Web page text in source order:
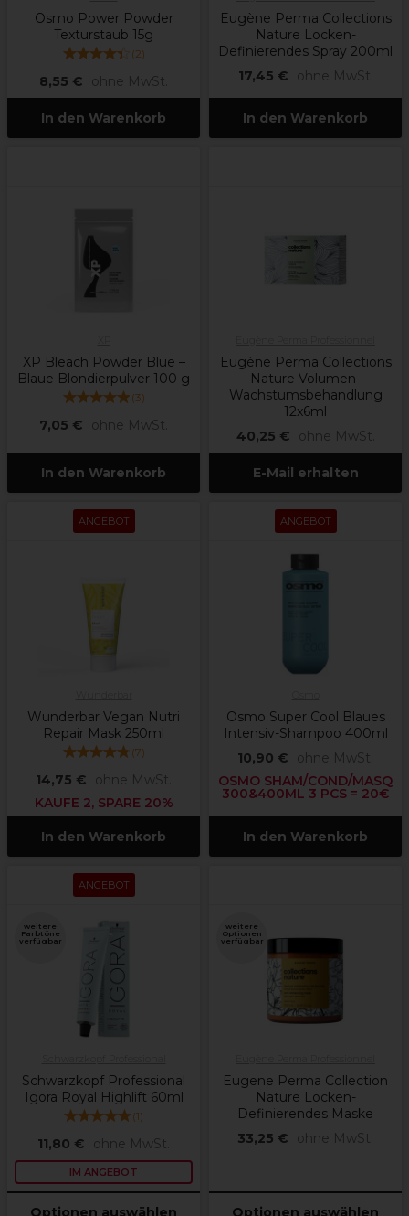
Osmo Power Powder
Texturstaub 15g
(2)
8,55 € ohne MwSt.
In den Warenkorb
Eugène Perma Collections
Nature Locken-
Definierendes Spray 200ml
17,45 €
ohne MwSt.
In den Warenkorb
XP Bleach Powder Blue –
Blaue Blondierpulver 100 g
(3)
7,05 € ohne MwSt.
In den Warenkorb
Eugène Perma Collections
Nature Volumen-
Wachstumsbehandlung
12x6ml
40,25 €
ohne MwSt.
E-Mail erhalten
ANGEBOT
Wunderbar Vegan Nutri
Repair Mask 250ml
(7)
14,75 €
ohne MwSt.
KAUFE 2, SPARE 20%
In den Warenkorb
ANGEBOT
Osmo Super Cool Blaues
Intensiv-Shampoo 400ml
10,90 €
ohne MwSt.
OSMO SHAM/COND/MASQ
300&400ML 3 PCS = 20€
In den Warenkorb
ANGEBOT
weitere
Farbtöne
verfügbar
Schwarzkopf Professional
Igora Royal Highlift 60ml
(1)
11,80 € ohne MwSt.
IM ANGEBOT
Optionen auswählen
weitere
Optionen
verfügbar
Eugene Perma Collection
Nature Locken-
Definierendes Maske
33,25 €
ohne MwSt.
Optionen auswählen